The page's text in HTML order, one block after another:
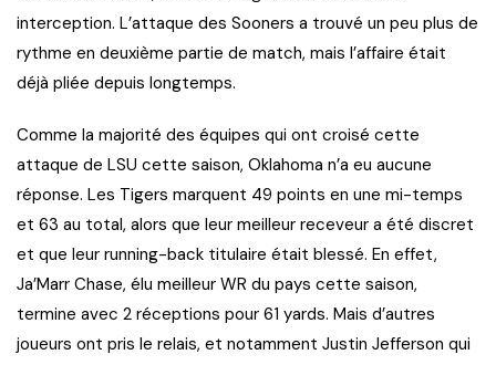
interception. L’attaque des Sooners a trouvé un peu plus de
rythme en deuxième partie de match, mais l’affaire était
déjà pliée depuis longtemps.
Comme la majorité des équipes qui ont croisé cette
attaque de LSU cette saison, Oklahoma n’a eu aucune
réponse. Les Tigers marquent 49 points en une mi-temps
et 63 au total, alors que leur meilleur receveur a été discret
et que leur running-back titulaire était blessé. En effet,
Ja’Marr Chase, élu meilleur WR du pays cette saison,
termine avec 2 réceptions pour 61 yards. Mais d’autres
joueurs ont pris le relais, et notamment Justin Jefferson qui